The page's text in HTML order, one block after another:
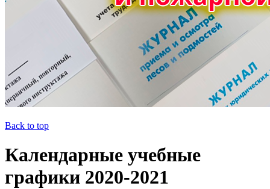
Back to top
Календарные учебные
графики 2020-2021